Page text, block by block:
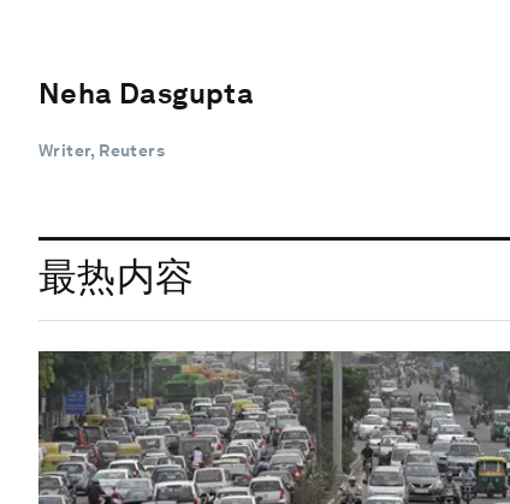
Neha Dasgupta
Writer, Reuters
最热内容